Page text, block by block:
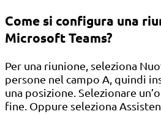
Come si configura una
Microsoft Teams?
Per una riunione, seleziona
persone nel campo A, quindi
una posizione. Selezionare
fine. Oppure seleziona